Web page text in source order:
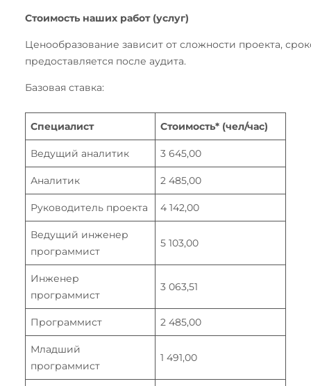
Стоимость наших работ (услуг)
Ценообразование зависит от сложности проекта,
предоставляется после аудита.
Базовая ставка:
Специалист Стоимость* (чел/час)
Ведущий аналитик 3 645,00
Аналитик 2 485,00
Руководитель проекта 4 142,00
Ведущий инженер
программист
5 103,00
Инженер
программист
3 063,51
Программист 2 485,00
Младший
программист
1 491,00